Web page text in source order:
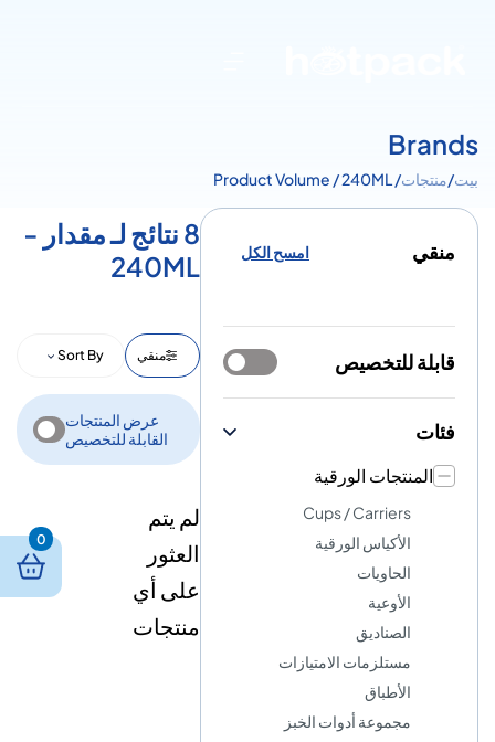
Brands
بيت/منتجات/ Product Volume / 240ML
منقي امسح الكل
قابلة للتخصيص
فئات
المنتجات الورقية
Cups / Carriers
الأكياس الورقية
الحاويات
الأوعية
الصناديق
مستلزمات الامتيازات
الأطباق
مجموعة أدوات الخبز
8 نتائج لـ مقدار -
240ML
منقي Sort By
عرض المنتجات
القابلة للتخصيص
لم يتم
العثور
على أي
منتجات
0